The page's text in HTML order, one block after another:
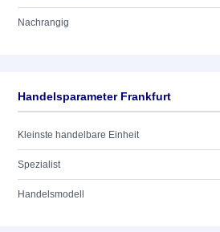
Nachrangig
Handelsparameter Frankfurt
Kleinste handelbare Einheit
Spezialist
Handelsmodell